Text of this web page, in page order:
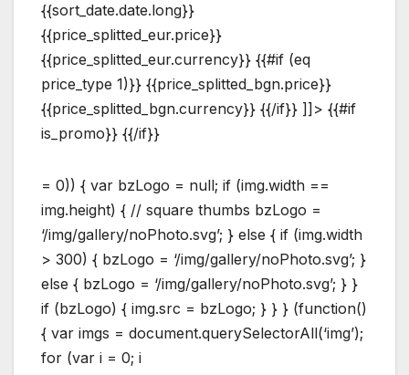
{{sort_date.date.long}}
{{price_splitted_eur.price}}
{{price_splitted_eur.currency}} {{#if (eq
price_type 1)}} {{price_splitted_bgn.price}}
{{price_splitted_bgn.currency}} {{/if}} ]]> {{#if
is_promo}} {{/if}}
= 0)) { var bzLogo = null; if (img.width ==
img.height) { // square thumbs bzLogo =
‘/img/gallery/noPhoto.svg’; } else { if (img.width
> 300) { bzLogo = ‘/img/gallery/noPhoto.svg’; }
else { bzLogo = ‘/img/gallery/noPhoto.svg’; } }
if (bzLogo) { img.src = bzLogo; } } } (function()
{ var imgs = document.querySelectorAll(‘img’);
for (var i = 0; i